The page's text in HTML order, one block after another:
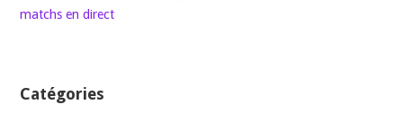
matchs en direct
Catégories